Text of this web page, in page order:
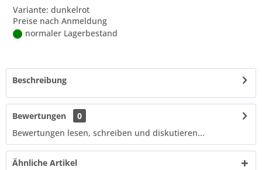
Variante: dunkelrot
Preise nach Anmeldung
normaler Lagerbestand
Beschreibung
Bewertungen
0
Bewertungen lesen, schreiben und diskutieren...
Ähnliche Artikel